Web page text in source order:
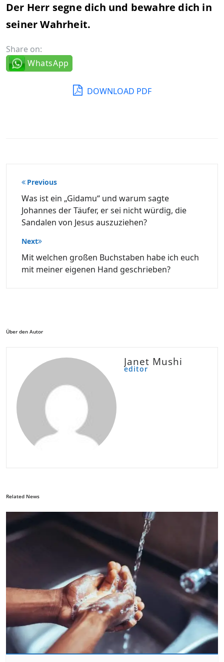
Der Herr segne dich und bewahre dich in
seiner Wahrheit.
Share on:
WhatsApp
DOWNLOAD PDF
Beitragsnavigation
Previous
Was ist ein „Gidamu“ und warum sagte
Johannes der Täufer, er sei nicht würdig, die
Sandalen von Jesus auszuziehen?
Next
Mit welchen großen Buchstaben habe ich euch
mit meiner eigenen Hand geschrieben?
Über den Autor
Janet Mushi
editor
Related News